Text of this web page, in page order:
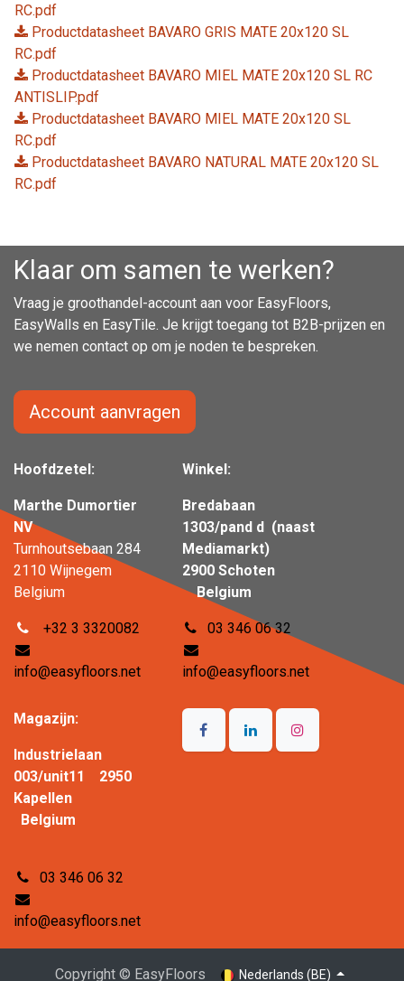
RC.pdf
Productdatasheet BAVARO GRIS MATE 20x120 SL
RC.pdf
Productdatasheet BAVARO MIEL MATE 20x120 SL RC
ANTISLIP.pdf
Productdatasheet BAVARO MIEL MATE 20x120 SL
RC.pdf
Productdatasheet BAVARO NATURAL MATE 20x120 SL
RC.pdf
Klaar om samen te werken?
Vraag je groothandel-account aan voor EasyFloors,
EasyWalls en EasyTile. Je krijgt toegang tot B2B-prijzen en
we nemen contact op om je noden te bespreken.
Hoofdzetel:
Marthe Dumortier
NV
Turnhoutsebaan 284
2110 Wijnegem
Belgium
+32 3 3320082
info@easyfloors.net
Winkel:
Bredabaan
1303/pand d (naast
Mediamarkt)
2900 Schoten
Belgium
03 346 06 32
info@easyfloors.net
Magazijn:
Industrielaan
003/unit11 2950
Kapellen
Belgium
03 346 06 32
info@easyfloors.net
Account aanvragen
Copyright © EasyFloors Nederlands (BE)